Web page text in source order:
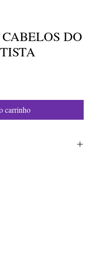
DO
carrinho